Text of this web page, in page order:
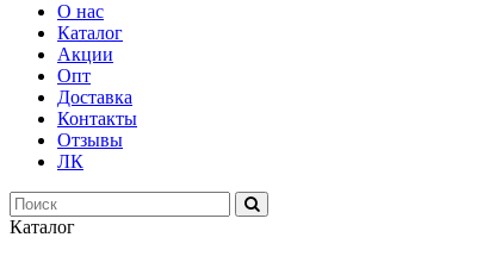
О нас
Каталог
Акции
Опт
Доставка
Контакты
Отзывы
ЛК
Каталог